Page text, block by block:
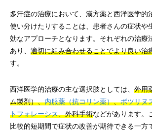
多汗症の治療において、漢方薬と西洋医学的
使い分けたりすることは、患者さんの症状や
効なアプローチとなります。それぞれの治療
あり、 適切に組み合わせることでより良い治
す。
西洋医学的治療の主な選択肢としては、 外用
ム製剤）、内服薬（抗コリン薬）、ボツリヌ
トフォレーシス、外科手術などがあります。
比較的短期間で症状の改善が期待できる一方